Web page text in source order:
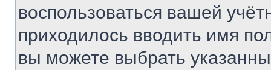
воспользоваться вашей
приходилось вводить имя
вы можете выбрать